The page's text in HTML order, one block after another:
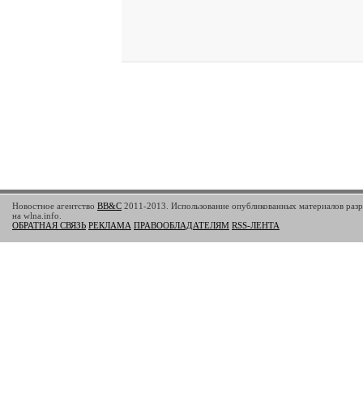
Новостное агентство BB&C 2011-2013. Использование опубликованных материалов
на wlna.info.
ОБРАТНАЯ СВЯЗЬ РЕКЛАМА ПРАВООБЛАДАТЕЛЯМ RSS-ЛЕНТА